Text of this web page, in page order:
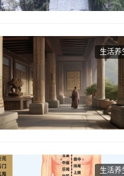
生活养
生活养